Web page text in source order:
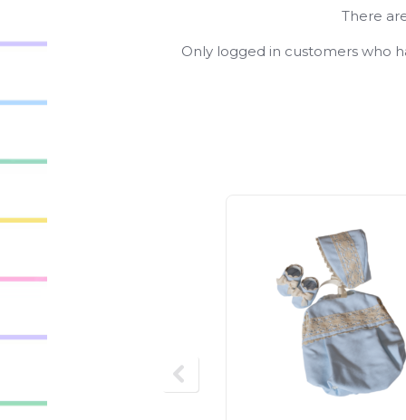
There
Only logged in customers who